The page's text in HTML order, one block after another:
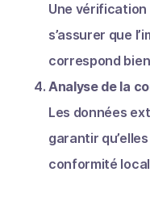
Une
s’assurer que
correspond
Analyse de la
Les données
garantir
conformité